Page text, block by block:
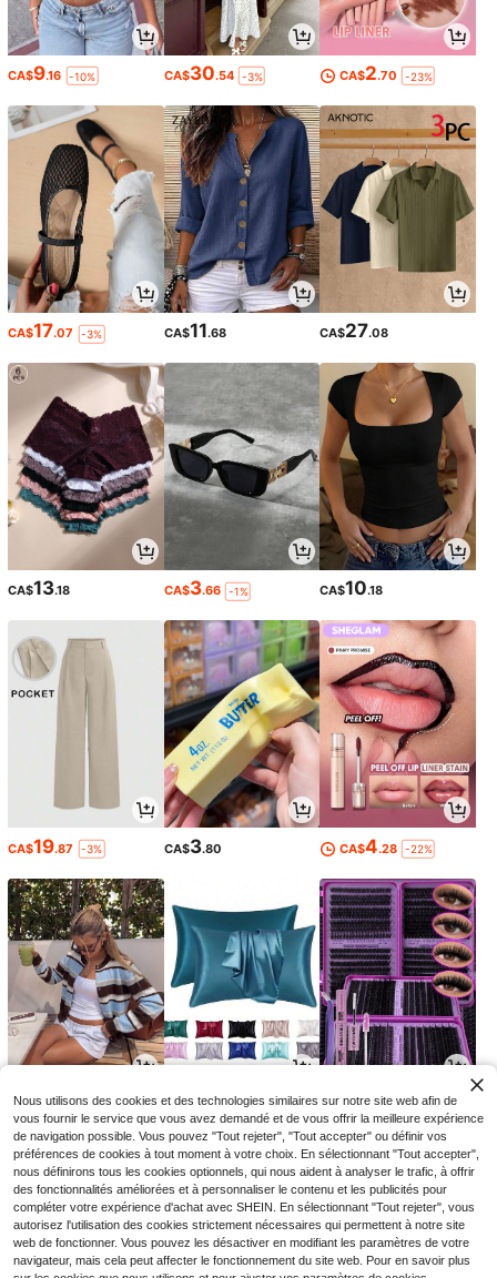
CA$9.16 -10% CA$30.54 -3% CA$2.70 -23%
CA$17.07 -3% CA$11.68 CA$27.08
CA$13.18 CA$3.66 -1% CA$10.18
CA$19.87 -3% CA$3.80 CA$4.28 -22%
CA$25.09 -5% CA$3.68 -20% CA$1.88 -1%
Nous utilisons des cookies et des technologies similaires sur notre site web afin de
vous fournir le service que vous avez demandé et de vous offrir la meilleure expérience
de navigation possible. Vous pouvez "Tout rejeter", "Tout accepter" ou définir vos
préférences de cookies à tout moment à votre choix. En sélectionnant "Tout accepter",
nous définirons tous les cookies optionnels, qui nous aident à analyser le trafic, à offrir
des fonctionnalités améliorées et à personnaliser le contenu et les publicités pour
compléter votre expérience d'achat avec SHEIN. En sélectionnant "Tout rejeter", vous
autorisez l'utilisation des cookies strictement nécessaires qui permettent à notre site
web de fonctionner. Vous pouvez les désactiver en modifiant les paramètres de votre
navigateur, mais cela peut affecter le fonctionnement du site web. Pour en savoir plus